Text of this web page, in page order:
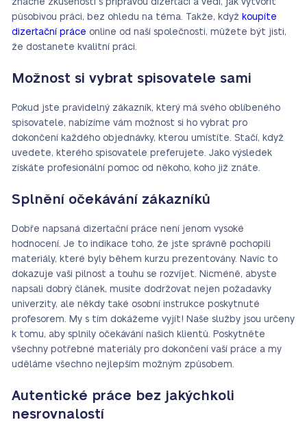
značné zkušenosti s přípravou dizertací a vědí, jak vytvořit
působivou práci, bez ohledu na téma. Takže, když koupíte
dizertační práce online od naší společnosti, můžete být jisti,
že dostanete kvalitní práci.
Možnost si vybrat spisovatele sami
Pokud jste pravidelný zákazník, který má svého oblíbeného
spisovatele, nabízíme vám možnost si ho vybrat pro
dokončení každého objednávky, kterou umístíte. Stačí, když
uvedete, kterého spisovatele preferujete. Jako výsledek
získáte profesionální pomoc od někoho, koho již znáte.
Splnění očekávání zákazníků
Dobře napsaná dizertační práce není jenom vysoké
hodnocení. Je to indikace toho, že jste správně pochopili
materiály, které byly během kurzu prezentovány. Navíc to
dokazuje vaši pilnost a touhu se rozvíjet. Nicméně, abyste
napsali dobrý článek, musíte dodržovat nejen požadavky
univerzity, ale někdy také osobní instrukce poskytnuté
profesorem. My s tím dokážeme vyjít! Naše služby jsou určeny
k tomu, aby splnily očekávání našich klientů. Poskytněte
všechny potřebné materiály pro dokončení vaší práce a my
uděláme všechno nejlepším možným způsobem.
Autentické práce bez jakýchkoli
nesrovnalostí